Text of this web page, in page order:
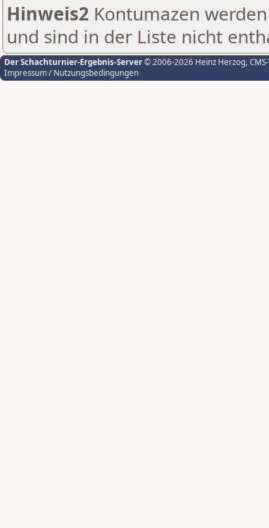
Hinweis2 Kontumazen
und sind in der Liste nicht
Der Schachturnier-Ergebnis-Server© 2006-2026 Heinz Herzog,
Impressum / Nutzungsbedingungen